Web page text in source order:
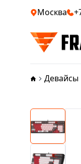
Москва
Девайсы